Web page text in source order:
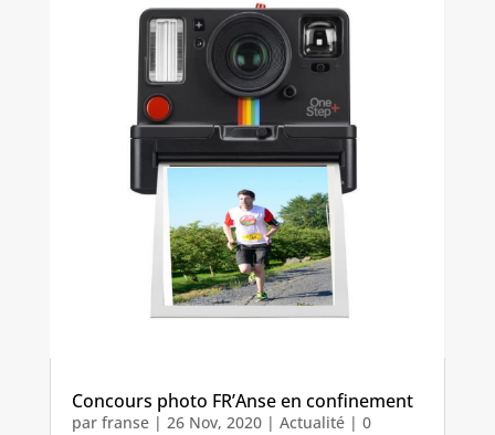
Concours photo FR’Anse en confinement
par franse| 26 Nov, 2020| Actualité| 0